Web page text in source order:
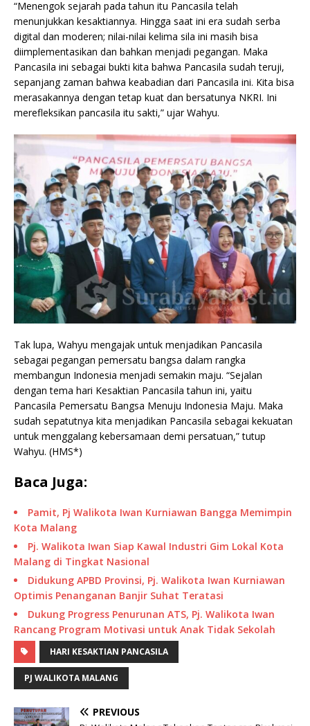
“Menengok sejarah pada tahun itu Pancasila telah
menunjukkan kesaktiannya. Hingga saat ini era sudah serba
digital dan moderen; nilai-nilai kelima sila ini masih bisa
diimplementasikan dan bahkan menjadi pegangan. Maka
Pancasila ini sebagai bukti kita bahwa Pancasila sudah teruji,
sepanjang zaman bahwa keabadian dari Pancasila ini. Kita bisa
merasakannya dengan tetap kuat dan bersatunya NKRI. Ini
merefleksikan pancasila itu sakti,” ujar Wahyu.
Tak lupa, Wahyu mengajak untuk menjadikan Pancasila
sebagai pegangan pemersatu bangsa dalam rangka
membangun Indonesia menjadi semakin maju. “Sejalan
dengan tema hari Kesaktian Pancasila tahun ini, yaitu
Pancasila Pemersatu Bangsa Menuju Indonesia Maju. Maka
sudah sepatutnya kita menjadikan Pancasila sebagai kekuatan
untuk menggalang kebersamaan demi persatuan,” tutup
Wahyu. (HMS*)
Baca Juga:
Pamit, Pj Walikota Iwan Kurniawan Bangga Memimpin
Kota Malang
Pj. Walikota Iwan Siap Kawal Industri Gim Lokal Kota
Malang di Tingkat Nasional
Didukung APBD Provinsi, Pj. Walikota Iwan Kurniawan
Optimis Penanganan Banjir Suhat Teratasi
Dukung Progress Penurunan ATS, Pj. Walikota Iwan
Rancang Program Motivasi untuk Anak Tidak Sekolah
HARI KESAKTIAN PANCASILA
PJ WALIKOTA MALANG
PREVIOUS